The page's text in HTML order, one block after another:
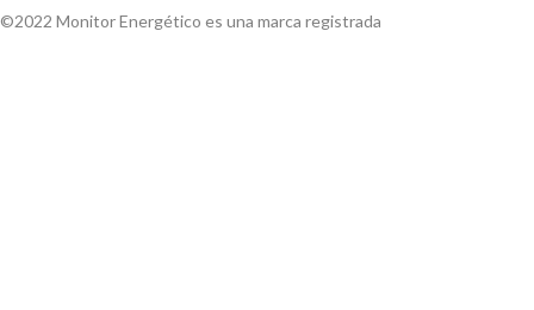
©2022 Monitor Energético es una marca registrada